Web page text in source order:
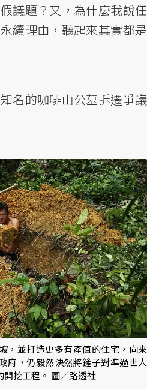
議題？又，為什麼我說任
續理由，聽起來其實都是
名的咖啡山公墓拆遷爭議
，並打造更多有產值的住宅，向來
府，仍毅然決然將鏟子對準過世人
挖工程。 圖／路透社